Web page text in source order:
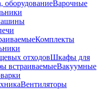
оборудованиеВарочные
Комплекты
отходовШкафы для
встраиваемыеВакуумные
Вентиляторы